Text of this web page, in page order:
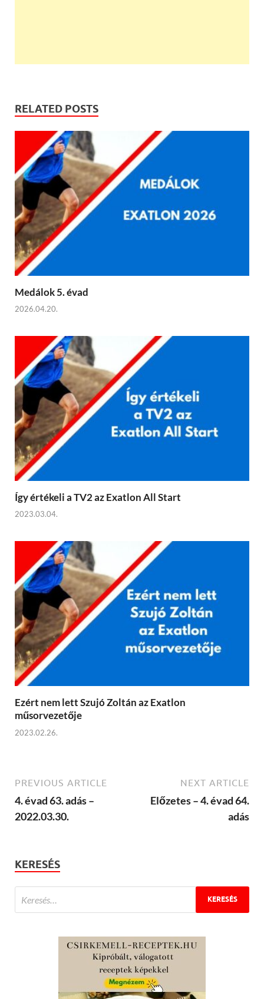
RELATED POSTS
Medálok 5. évad
2026.04.20.
Így értékeli a TV2 az Exatlon All Start
2023.03.04.
Ezért nem lett Szujó Zoltán az Exatlon
műsorvezetője
2023.02.26.
PREVIOUS ARTICLE
4. évad 63. adás –
2022.03.30.
NEXT ARTICLE
Előzetes – 4. évad 64.
adás
KERESÉS